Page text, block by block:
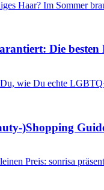
Die
)Shopping